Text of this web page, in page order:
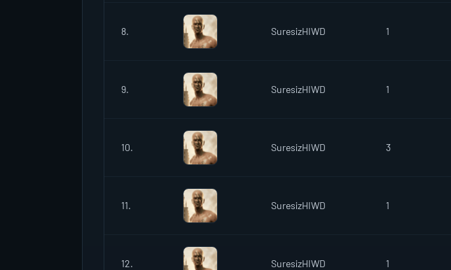
8. SuresizHIWD 1
9. SuresizHIWD 1
10. SuresizHIWD 3
11. SuresizHIWD 1
12. SuresizHIWD 1